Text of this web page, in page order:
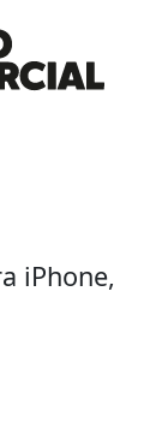
iPhone,